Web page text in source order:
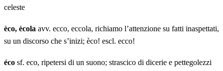
celeste
èco, ècola avv. ecco, eccola, richiamo l’attenzione su fatti inaspettati,
su un discorso che s’inizi; èco! escl. ecco!
éco sf. eco, ripetersi di un suono; strascico di dicerie e pettegolezzi